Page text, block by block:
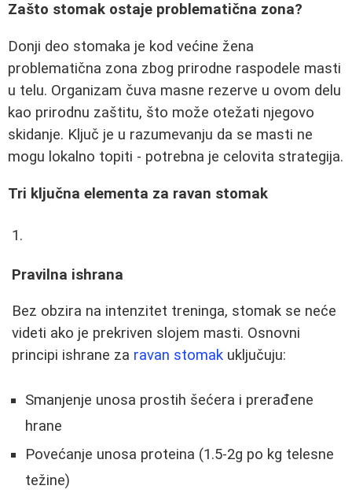
Zašto stomak ostaje problematična zona?
Donji deo stomaka je kod većine žena
problematična zona zbog prirodne raspodele masti
u telu. Organizam čuva masne rezerve u ovom delu
kao prirodnu zaštitu, što može otežati njegovo
skidanje. Ključ je u razumevanju da se masti ne
mogu lokalno topiti - potrebna je celovita strategija.
Tri ključna elementa za ravan stomak
Pravilna ishrana
Bez obzira na intenzitet treninga, stomak se neće
videti ako je prekriven slojem masti. Osnovni
principi ishrane za ravan stomak uključuju:
Smanjenje unosa prostih šećera i prerađene
hrane
Povećanje unosa proteina (1.5-2g po kg telesne
težine)